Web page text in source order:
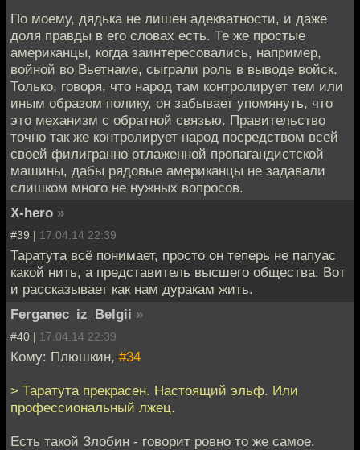
По моему, дядька не лишен адекватности, и даже
доля правды в его словах есть. Те же простые
американцы, когда заинтересовались, например,
войной во Вьетнаме, сыграли роль в выводе войск.
Только, говоря, что народ там контролирует тем или
иным образом полику, он забывает упомянуть, что
это механизм с обратной связью. Правительство
точно так же контролирует народ посредством всей
своей филигранно отлаженной пропагандистской
машины, дабы рядовые американцы не задавали
слишком много не нужных вопросов.
X-hero »
#39 | 17.04.14 22:39
Таратута всё понимает, просто он теперь не папуас
какой нить, а представитель высшего общества. Вот
и рассказывает как нам дуракам жить.
Ferganec_iz_Belgii »
#40 | 17.04.14 22:39
Кому: Плюшкин, #34
> Таратута прекрасен. Настоящий эльф. Или
профессиональный лжец.
Есть такой Злобин - говорит ровно то же самое.